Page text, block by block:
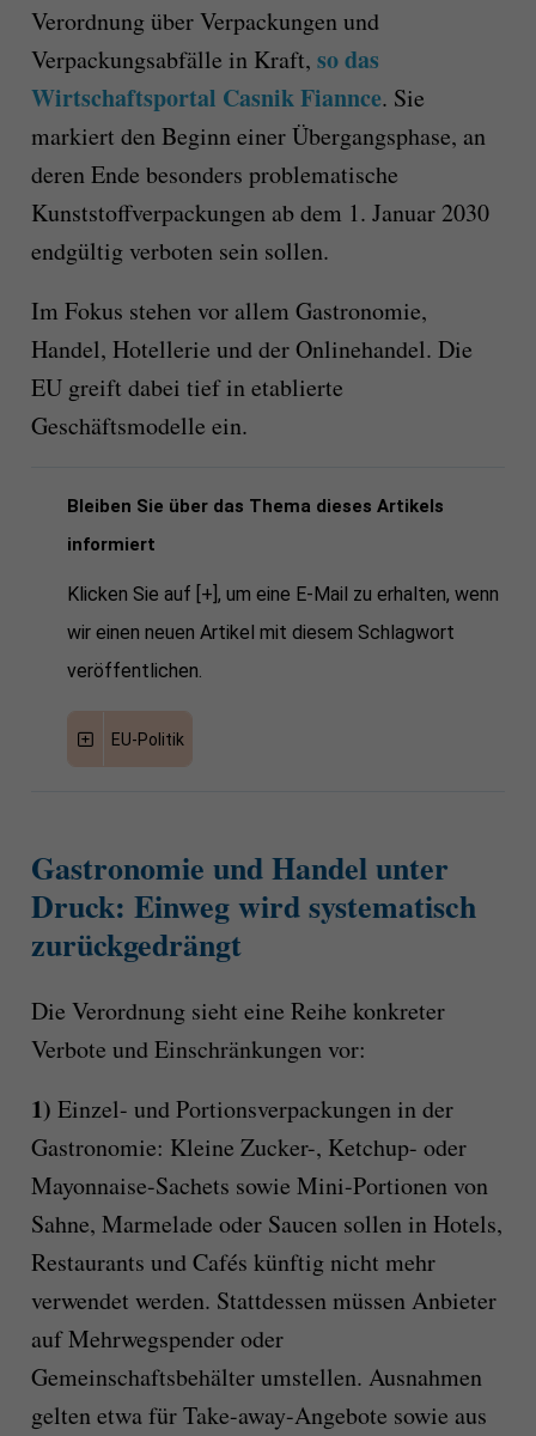
Verordnung über Verpackungen und
Verpackungsabfälle in Kraft, so das
Wirtschaftsportal Casnik Fiannce. Sie
markiert den Beginn einer Übergangsphase, an
deren Ende besonders problematische
Kunststoffverpackungen ab dem 1. Januar 2030
endgültig verboten sein sollen.
Im Fokus stehen vor allem Gastronomie,
Handel, Hotellerie und der Onlinehandel. Die
EU greift dabei tief in etablierte
Geschäftsmodelle ein.
Bleiben Sie über das Thema dieses Artikels
informiert
Klicken Sie auf [+], um eine E-Mail zu erhalten, wenn
wir einen neuen Artikel mit diesem Schlagwort
veröffentlichen.
EU-Politik
Gastronomie und Handel unter
Druck: Einweg wird systematisch
zurückgedrängt
Die Verordnung sieht eine Reihe konkreter
Verbote und Einschränkungen vor:
1) Einzel- und Portionsverpackungen in der
Gastronomie: Kleine Zucker-, Ketchup- oder
Mayonnaise-Sachets sowie Mini-Portionen von
Sahne, Marmelade oder Saucen sollen in Hotels,
Restaurants und Cafés künftig nicht mehr
verwendet werden. Stattdessen müssen Anbieter
auf Mehrwegspender oder
Gemeinschaftsbehälter umstellen. Ausnahmen
gelten etwa für Take-away-Angebote sowie aus